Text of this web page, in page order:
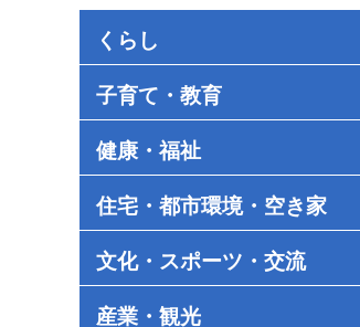
くらし
子育て・教育
健康・福祉
住宅・都市環境・空き家
文化・スポーツ・交流
産業・観光